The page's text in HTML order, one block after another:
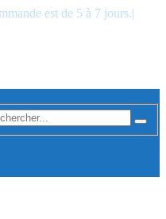
est de 5 à 7 jours.|